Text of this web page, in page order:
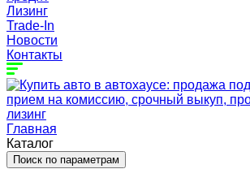
Лизинг
Trade-In
Новости
Контакты
Главная
Каталог
Поиск по параметрам